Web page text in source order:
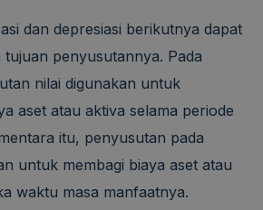
dan depresiasi berikutnya dapat
penyusutannya. Pada
nilai digunakan untuk
aset atau aktiva selama periode
itu, penyusutan pada
untuk membagi biaya aset atau
waktu masa manfaatnya.